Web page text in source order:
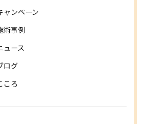
ャンペーン
術事例
ュース
ログ
ころ